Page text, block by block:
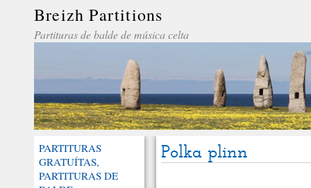
Breizh Partitions
Partituras de balde de música celta
PARTITURAS
GRATUÍTAS,
PARTITURAS DE
Polka plinn